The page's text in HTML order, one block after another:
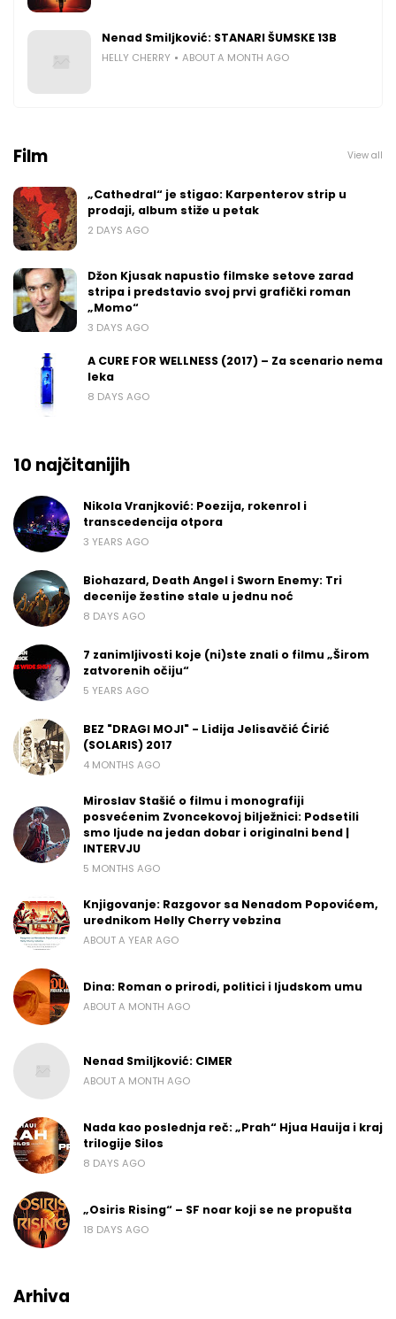
Nenad Smiljković: STANARI ŠUMSKE 13B
HELLY CHERRY ABOUT A MONTH AGO
Film View all
„Cathedral“ je stigao: Karpenterov strip u
prodaji, album stiže u petak
2 DAYS AGO
Džon Kjusak napustio filmske setove zarad
stripa i predstavio svoj prvi grafički roman
„Momo“
3 DAYS AGO
A CURE FOR WELLNESS (2017) – Za scenario nema
leka
8 DAYS AGO
10 najčitanijih
Nikola Vranjković: Poezija, rokenrol i
transcedencija otpora
3 YEARS AGO
Biohazard, Death Angel i Sworn Enemy: Tri
decenije žestine stale u jednu noć
8 DAYS AGO
7 zanimljivosti koje (ni)ste znali o filmu „Širom
zatvorenih očiju“
5 YEARS AGO
BEZ "DRAGI MOJI" - Lidija Jelisavčić Ćirić
(SOLARIS) 2017
4 MONTHS AGO
Miroslav Stašić o filmu i monografiji
posvećenim Zvoncekovoj bilježnici: Podsetili
smo ljude na jedan dobar i originalni bend |
INTERVJU
5 MONTHS AGO
Knjigovanje: Razgovor sa Nenadom Popovićem,
urednikom Helly Cherry vebzina
ABOUT A YEAR AGO
Dina: Roman o prirodi, politici i ljudskom umu
ABOUT A MONTH AGO
Nenad Smiljković: CIMER
ABOUT A MONTH AGO
Nada kao poslednja reč: „Prah“ Hjua Hauija i kraj
trilogije Silos
8 DAYS AGO
„Osiris Rising“ – SF noar koji se ne propušta
18 DAYS AGO
Arhiva